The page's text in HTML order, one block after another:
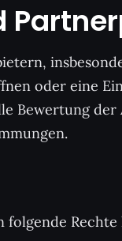
oder eine
Bewertung
folgende